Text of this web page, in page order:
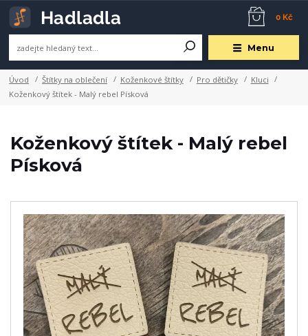
Menu
0 Kč
Úvod Štítky na oblečení Koženkové štítky Pro dětičky
Kluci
Koženkový štítek - Malý rebel Písková
Koženkový štítek - Malý rebel
Písková